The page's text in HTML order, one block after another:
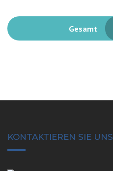
Gesamt
KONTAKTIEREN SIE UNS